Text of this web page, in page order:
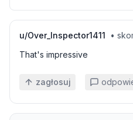
u/Over_Inspector1411 •
That's impressive
zagłosuj